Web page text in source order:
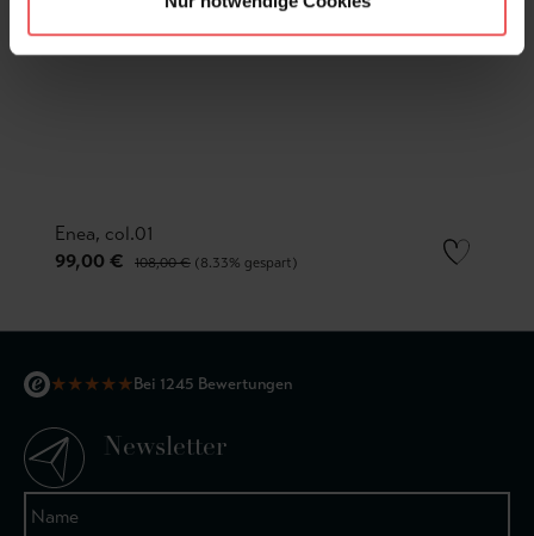
Enea, col.01
99,00 €
108,00 € (8.33% gespart)
★★★★★Bei 1245 Bewertungen
Newsletter